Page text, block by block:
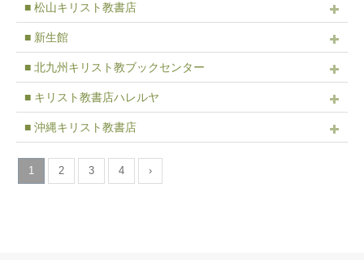
■ 松山キリスト教書店
■ 新生館
■ 北九州キリスト教ブックセンター
■ キリスト教書店ハレルヤ
■ 沖縄キリスト教書店
1 2 3 4 ›